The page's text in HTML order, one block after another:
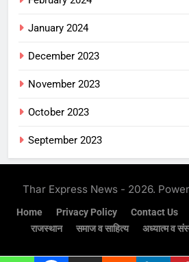
January 2024
December 2023
November 2023
October 2023
September 2023
Thar Express News - 2026.
Home Privacy Policy Contact Us
राजस्थान
समाज व साहित्य अध्यात्म व